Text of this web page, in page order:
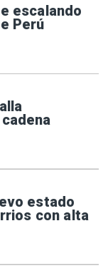
escalando
Perú
estado
con alta